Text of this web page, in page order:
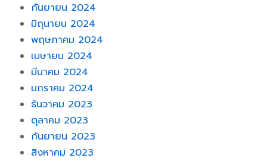
กันยายน 2024
มิถุนายน 2024
พฤษภาคม 2024
เมษายน 2024
มีนาคม 2024
มกราคม 2024
ธันวาคม 2023
ตุลาคม 2023
กันยายน 2023
สิงหาคม 2023